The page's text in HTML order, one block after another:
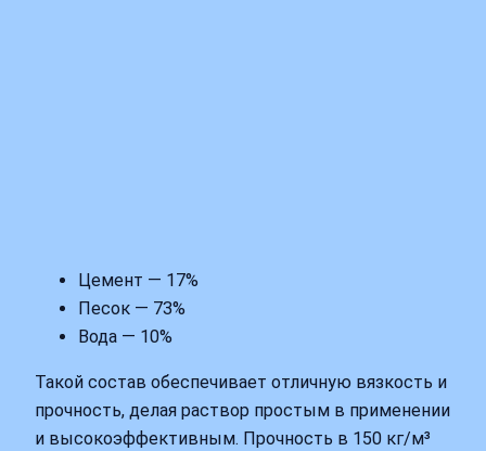
Цемент — 17%
Песок — 73%
Вода — 10%
Такой состав обеспечивает отличную вязкость и
прочность, делая раствор простым в применении
и высокоэффективным. Прочность в 150 кг/м³